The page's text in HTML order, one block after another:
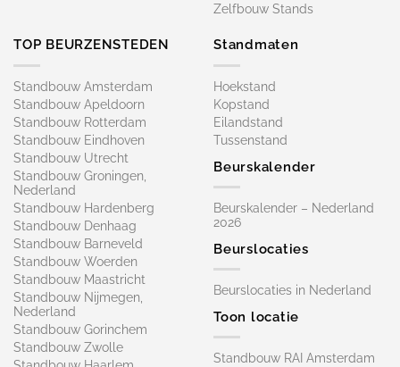
Zelfbouw Stands
TOP BEURZENSTEDEN
Standbouw Amsterdam
Standbouw Apeldoorn
Standbouw Rotterdam
Standbouw Eindhoven
Standbouw Utrecht
Standbouw Groningen,
Nederland
Standbouw Hardenberg
Standbouw Denhaag
Standbouw Barneveld
Standbouw Woerden
Standbouw Maastricht
Standbouw Nijmegen,
Nederland
Standbouw Gorinchem
Standbouw Zwolle
Standmaten
Hoekstand
Kopstand
Eilandstand
Tussenstand
Beurskalender
Beurskalender – Nederland
2026
Beurslocaties
Beurslocaties in Nederland
Toon locatie
Standbouw RAI Amsterdam